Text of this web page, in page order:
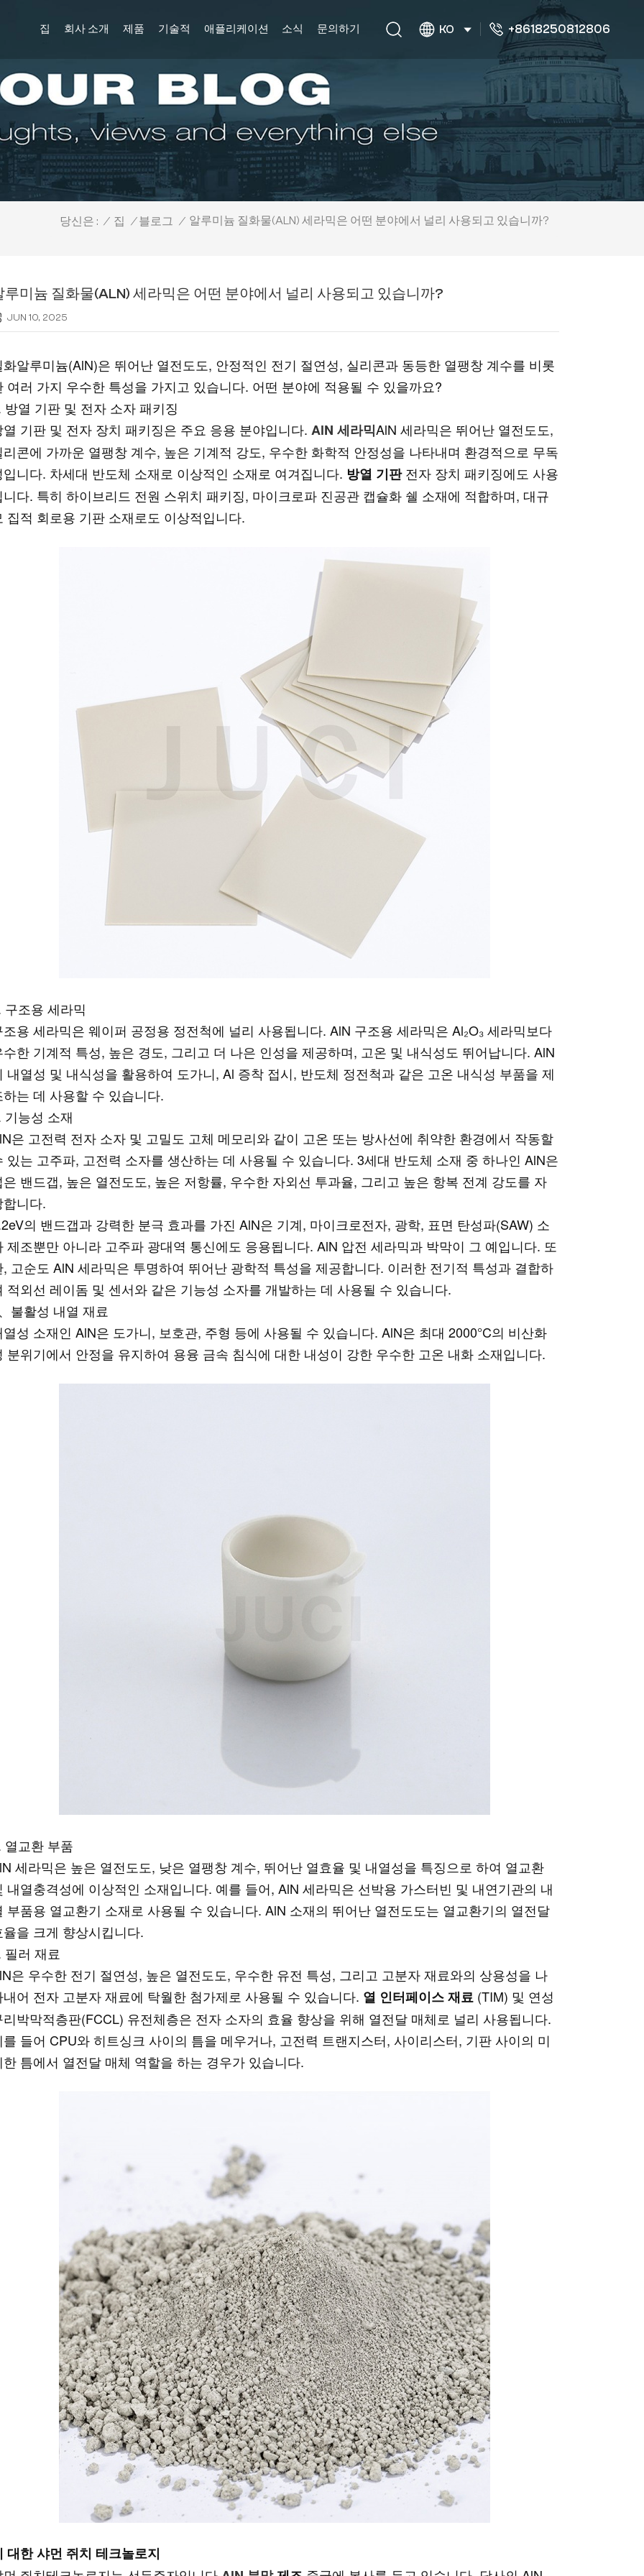
집 회사 소개 제품 기술적 애플리케이션 소식 문의하기 KO +8618250812806
당신은 : / 집 / 블로그 / 알루미늄 질화물(ALN) 세라믹은 어떤 분야에서 널리 사용되고 있습니까?
루미늄 질화물(ALN) 세라믹은 어떤 분야에서 널리 사용되고 있습니까?
JUN 10, 2025
화알루미늄(AlN)은 뛰어난 열전도도, 안정적인 전기 절연성, 실리콘과 동등한 열팽창 계수를 비롯
여러 가지 우수한 특성을 가지고 있습니다. 어떤 분야에 적용될 수 있을까요?
방열 기판 및 전자 소자 패키징
열 기판 및 전자 장치 패키징은 주요 응용 분야입니다. AlN 세라믹AlN 세라믹은 뛰어난 열전도도,
리콘에 가까운 열팽창 계수, 높은 기계적 강도, 우수한 화학적 안정성을 나타내며 환경적으로 무독
입니다. 차세대 반도체 소재로 이상적인 소재로 여겨집니다. 방열 기판전자 장치 패키징에도 사용
니다. 특히 하이브리드 전원 스위치 패키징, 마이크로파 진공관 캡슐화 쉘 소재에 적합하며, 대규
집적 회로용 기판 소재로도 이상적입니다.
구조용 세라믹
조용 세라믹은 웨이퍼 공정용 정전척에 널리 사용됩니다. AlN 구조용 세라믹은 Al₂O₃ 세라믹보다
수한 기계적 특성, 높은 경도, 그리고 더 나은 인성을 제공하며, 고온 및 내식성도 뛰어납니다. AlN
내열성 및 내식성을 활용하여 도가니, Al 증착 접시, 반도체 정전척과 같은 고온 내식성 부품을 제
하는 데 사용할 수 있습니다.
기능성 소재
은 고전력 전자 소자 및 고밀도 고체 메모리와 같이 고온 또는 방사선에 취약한 환경에서 작동할
있는 고주파, 고전력 소자를 생산하는 데 사용될 수 있습니다. 3세대 반도체 소재 중 하나인 AlN은
은 밴드갭, 높은 열전도도, 높은 저항률, 우수한 자외선 투과율, 그리고 높은 항복 전계 강도를 자
합니다.
의 밴드갭과 강력한 분극 효과를 가진 AlN은 기계, 마이크로전자, 광학, 표면 탄성파(SAW) 소
제조뿐만 아니라 고주파 광대역 통신에도 응용됩니다. AlN 압전 세라믹과 박막이 그 예입니다. 또
, 고순도 AlN 세라믹은 투명하여 뛰어난 광학적 특성을 제공합니다. 이러한 전기적 특성과 결합하
적외선 레이돔 및 센서와 같은 기능성 소자를 개발하는 데 사용될 수 있습니다.
불활성 내열 재료
열성 소재인 AlN은 도가니, 보호관, 주형 등에 사용될 수 있습니다. AlN은 최대 2000°C의 비산화
분위기에서 안정을 유지하여 용융 금속 침식에 대한 내성이 강한 우수한 고온 내화 소재입니다.
열교환 부품
세라믹은 높은 열전도도, 낮은 열팽창 계수, 뛰어난 열효율 및 내열성을 특징으로 하여 열교환
내열충격성에 이상적인 소재입니다. 예를 들어, AlN 세라믹은 선박용 가스터빈 및 내연기관의 내
부품용 열교환기 소재로 사용될 수 있습니다. AlN 소재의 뛰어난 열전도도는 열교환기의 열전달
율을 크게 향상시킵니다.
필러 재료
은 우수한 전기 절연성, 높은 열전도도, 우수한 유전 특성, 그리고 고분자 재료와의 상용성을 나
내어 전자 고분자 재료에 탁월한 첨가제로 사용될 수 있습니다. 열 인터페이스 재료 (TIM) 및 연성
리박막적층판(FCCL) 유전체층은 전자 소자의 효율 향상을 위해 열전달 매체로 널리 사용됩니다.
를 들어 CPU와 히트싱크 사이의 틈을 메우거나, 고전력 트랜지스터, 사이리스터, 기판 사이의 미
한 틈에서 열전달 매체 역할을 하는 경우가 있습니다.
대한샤먼 쥐치 테크놀로지